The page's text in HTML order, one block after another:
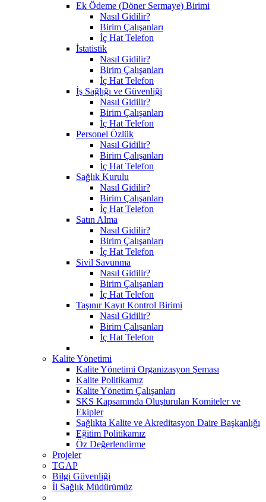
Ek Ödeme (Döner Sermaye) Birimi
Nasıl Gidilir?
Birim Çalışanları
İç Hat Telefon
İstatistik
Nasıl Gidilir?
Birim Çalışanları
İç Hat Telefon
İş Sağlığı ve Güvenliği
Nasıl Gidilir?
Birim Çalışanları
İç Hat Telefon
Personel Özlük
Nasıl Gidilir?
Birim Çalışanları
İç Hat Telefon
Sağlık Kurulu
Nasıl Gidilir?
Birim Çalışanları
İç Hat Telefon
Satın Alma
Nasıl Gidilir?
Birim Çalışanları
İç Hat Telefon
Sivil Savunma
Nasıl Gidilir?
Birim Çalışanları
İç Hat Telefon
Taşınır Kayıt Kontrol Birimi
Nasıl Gidilir?
Birim Çalışanları
İç Hat Telefon
Kalite Yönetimi
Kalite Yönetimi Organizasyon Şeması
Kalite Politikamız
Kalite Yönetim Çalışanları
SKS Kapsamında Oluşturulan Komiteler ve
Ekipler
Sağlıkta Kalite ve Akreditasyon Daire Başkanlığı
Eğitim Politikamız
Öz Değerlendirme
Projeler
TGAP
Bilgi Güvenliği
İl Sağlık Müdürümüz